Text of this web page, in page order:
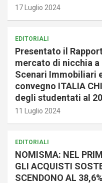
17 Luglio 2024
EDITORIALI
Presentato il
mercato di nicchia a
Scenari Immobiliari
convegno ITALIA
degli studentati al
11 Luglio 2024
EDITORIALI
NOMISMA: NEL
GLI ACQUISTI
SCENDONO AL